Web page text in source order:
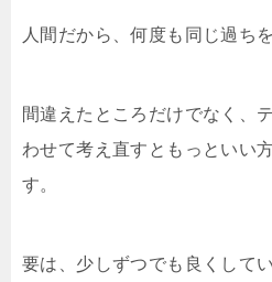
人間だから、何度も同じ過ち
間違えたところだけでなく、
わせて考え直すともっといい
す。
要は、少しずつでも良くして